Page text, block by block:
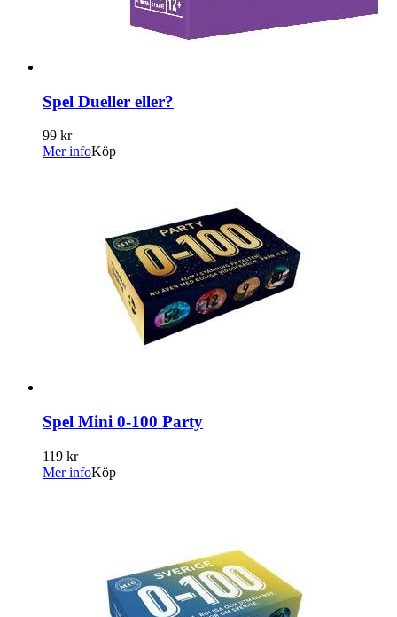
Spel Dueller eller?
99 kr
Mer infoKöp
Spel Mini 0-100 Party
119 kr
Mer infoKöp